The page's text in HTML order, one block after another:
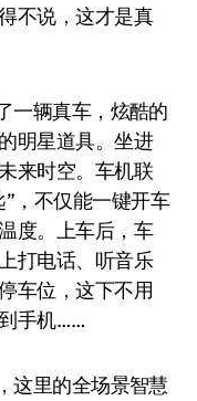
不说，这才是真
一辆真车，炫酷的
明星道具。坐进
来时空。车机联
，不仅能一键开车
度。上车后，车
打电话、听音乐
车位，这下不用
手机……
这里的全场景智慧